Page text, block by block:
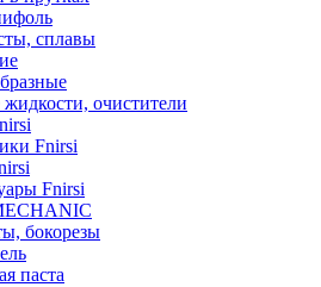
сплавы
очистители
Fnirsi
Fnirsi
бокорезы
паста